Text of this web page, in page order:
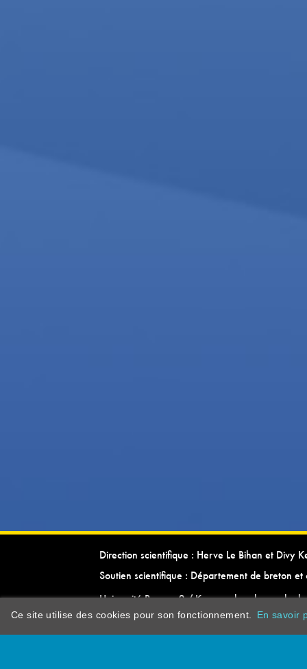
Direction scientifique : Herve Le Bihan et Divy
Soutien scientifique : Département de breton et
Université Rennes 2 / Kevrenn brezhoneg ha
Ce site utilise des cookies pour son fonctionnement. En savoir